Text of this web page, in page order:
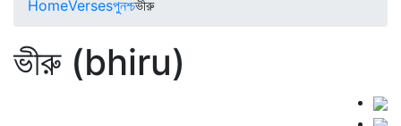
HomeVersesপুনশ্চভীরু
ভীরু (bhiru)